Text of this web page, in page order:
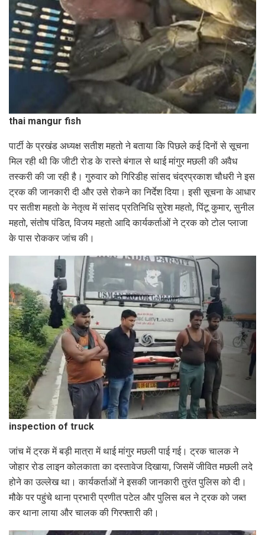
thai mangur fish
पार्टी के प्रखंड अध्यक्ष सतीश महतो ने बताया कि पिछले कई दिनों से सूचना
मिल रही थी कि जीटी रोड के रास्ते बंगाल से थाई मांगुर मछली की अवैध
तस्करी की जा रही है। गुरुवार को गिरिडीह सांसद चंद्रप्रकाश चौधरी ने इस
ट्रक की जानकारी दी और उसे रोकने का निर्देश दिया। इसी सूचना के आधार
पर सतीश महतो के नेतृत्व में सांसद प्रतिनिधि सुरेश महतो, पिंटू कुमार, सुनील
महतो, संतोष पंडित, विजय महतो आदि कार्यकर्ताओं ने ट्रक को टोल प्लाजा
के पास रोककर जांच की।
inspection of truck
जांच में ट्रक में बड़ी मात्रा में थाई मांगुर मछली पाई गई। ट्रक चालक ने
जोहार रोड लाइन कोलकाता का दस्तावेज दिखाया, जिसमें जीवित मछली लदे
होने का उल्लेख था। कार्यकर्ताओं ने इसकी जानकारी तुरंत पुलिस को दी।
मौके पर पहुंचे थाना प्रभारी प्रणीत पटेल और पुलिस बल ने ट्रक को जब्त
कर थाना लाया और चालक की गिरफ्तारी की।